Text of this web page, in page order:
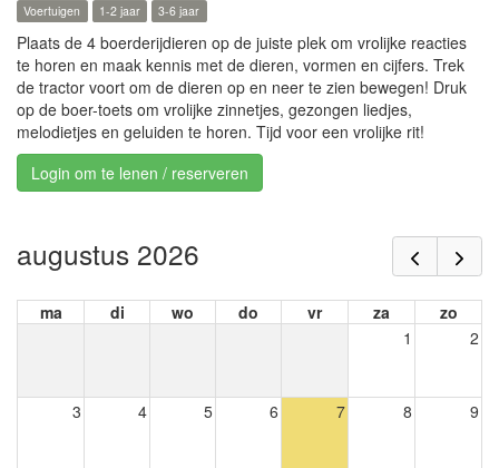
Voertuigen 1-2 jaar 3-6 jaar
Plaats de 4 boerderijdieren op de juiste plek om vrolijke reacties
te horen en maak kennis met de dieren, vormen en cijfers. Trek
de tractor voort om de dieren op en neer te zien bewegen! Druk
op de boer-toets om vrolijke zinnetjes, gezongen liedjes,
melodietjes en geluiden te horen. Tijd voor een vrolijke rit!
Login om te lenen / reserveren
augustus 2026
ma di wo do vr za
zo
1
2
3 4 5 6 7 8 9